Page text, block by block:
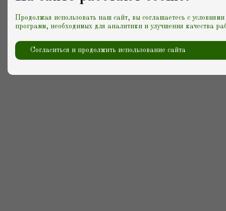
Продолжая использовать наш сайт, вы соглашаетесь с
программ, необходимых для аналитики и улучшения качества
Согласиться и продолжить использование сайта